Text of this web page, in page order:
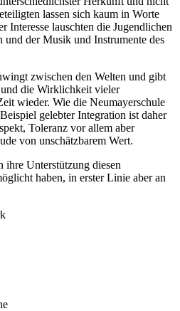
lassen sich kaum in Worte
Interesse lauschten die Jugendlichen
und der Musik und Instrumente des
zwischen den Welten und gibt
die Wirklichkeit vieler
wieder. Wie die Neumayerschule
gelebter Integration ist daher
Toleranz vor allem aber
von unschätzbarem Wert.
Unterstützung diesen
haben, in erster Linie aber an